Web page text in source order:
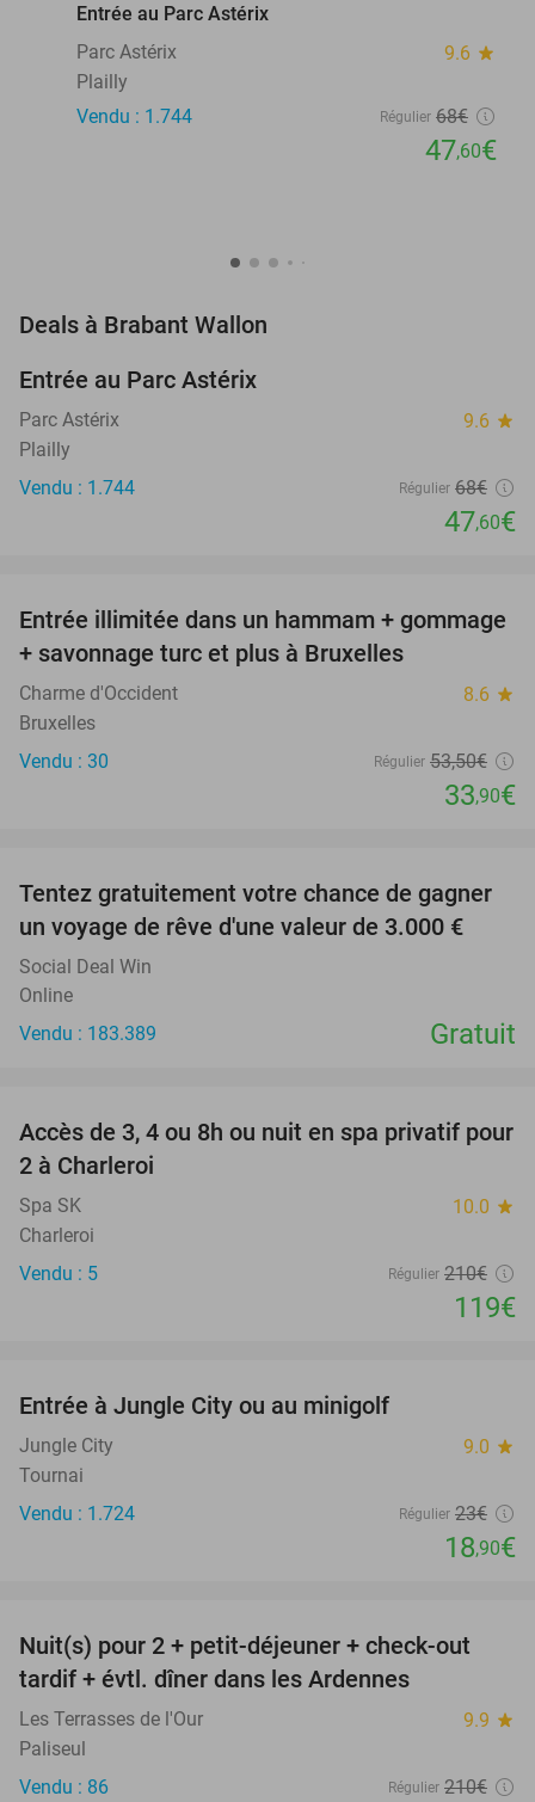
Entrée au Parc Astérix
Parc Astérix
9.6 star
Plailly
Vendu : 1.744
Régulier 68€
47,60€
Deals à Brabant Wallon
Entrée au Parc Astérix
Parc Astérix 9.6 star
Plailly
Vendu : 1.744
Régulier 68€
47,60€
37%
TODAY
Entrée illimitée dans un hammam + gommage
+ savonnage turc et plus à Bruxelles
Charme d'Occident 8.6 star
Bruxelles
Vendu : 30
Régulier 53,50€
33,90€
Tentez gratuitement votre chance de gagner
un voyage de rêve d'une valeur de 3.000 €
Social Deal Win
Online
Vendu : 183.389
Gratuit
43%
Accès de 3, 4 ou 8h ou nuit en spa privatif pour
2 à Charleroi
Spa SK 10.0 star
Charleroi
Vendu : 5
Régulier 210€
119€
Entrée à Jungle City ou au minigolf
Jungle City 9.0 star
Tournai
Vendu : 1.724
Régulier 23€
18,90€
33%
Nuit(s) pour 2 + petit-déjeuner + check-out
tardif + évtl. dîner dans les Ardennes
Les Terrasses de l'Our 9.9 star
Paliseul
Vendu : 86
Régulier 210€